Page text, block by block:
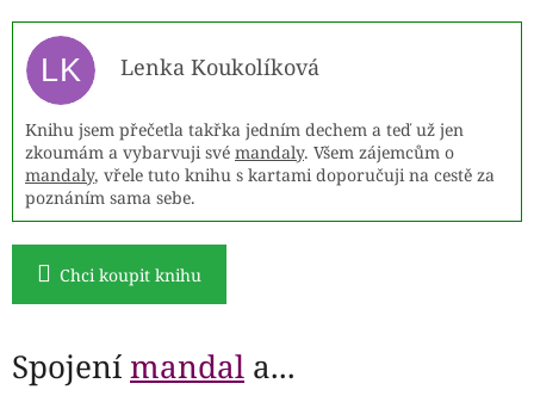
LK Lenka Koukolíková
Knihu jsem přečetla takřka jedním dechem a teď už jen
zkoumám a vybarvuji své mandaly. Všem zájemcům o
mandaly, vřele tuto knihu s kartami doporučuji na cestě za
poznáním sama sebe.
Chci koupit knihu
Spojenímandal a...